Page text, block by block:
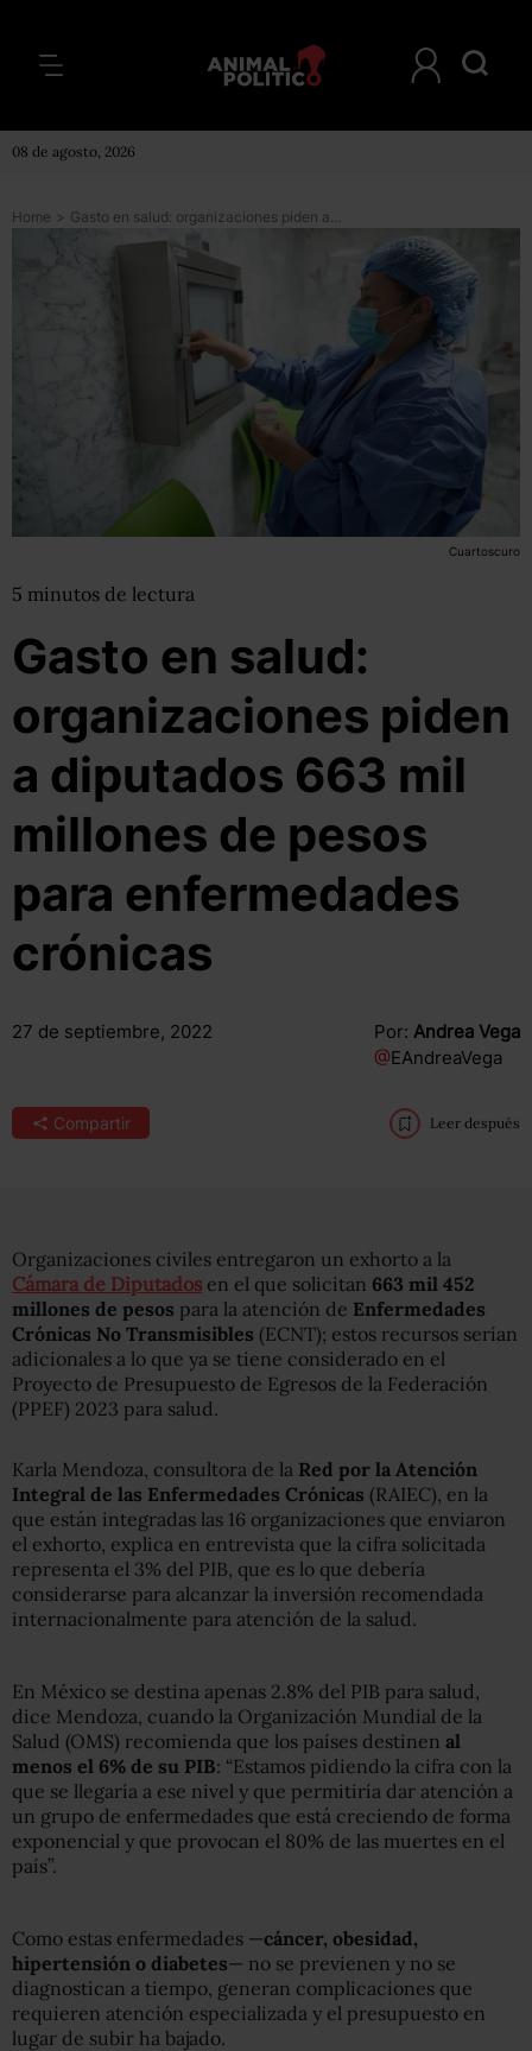
08 de agosto, 2026
Home > Gasto en salud: organizaciones piden a diputados 663 mil millones de pesos para enfermedades crónicas
Cuartoscuro
5 minutos de lectura
Gasto en salud:
organizaciones piden
a diputados 663 mil
millones de pesos
para enfermedades
crónicas
27 de septiembre, 2022 Por: Andrea Vega
@EAndreaVega
Compartir Leer después
Organizaciones civiles entregaron un exhorto a la
Cámara de Diputados en el que solicitan 663 mil 452
millones de pesos para la atención de Enfermedades
Crónicas No Transmisibles (ECNT); estos recursos serían
adicionales a lo que ya se tiene considerado en el
Proyecto de Presupuesto de Egresos de la Federación
(PPEF) 2023 para salud.
Karla Mendoza, consultora de la Red por la Atención
Integral de las Enfermedades Crónicas (RAIEC), en la
que están integradas las 16 organizaciones que enviaron
el exhorto, explica en entrevista que la cifra solicitada
representa el 3% del PIB, que es lo que debería
considerarse para alcanzar la inversión recomendada
internacionalmente para atención de la salud.
En México se destina apenas 2.8% del PIB para salud,
dice Mendoza, cuando la Organización Mundial de la
Salud (OMS) recomienda que los países destinen al
menos el 6% de su PIB: “Estamos pidiendo la cifra con la
que se llegaría a ese nivel y que permitiría dar atención a
un grupo de enfermedades que está creciendo de forma
exponencial y que provocan el 80% de las muertes en el
país”.
Como estas enfermedades —cáncer, obesidad,
hipertensión o diabetes— no se previenen y no se
diagnostican a tiempo, generan complicaciones que
requieren atención especializada y el presupuesto en
lugar de subir ha bajado.